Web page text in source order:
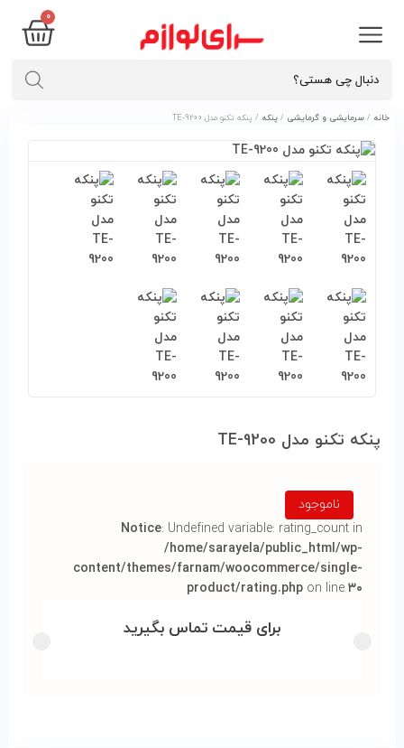
۰
خانه / سرمایشی و گرمایشی / پنکه / پنکه تکنو مدل TE-9200
پنکه تکنو مدل TE-9200
ناموجود
Notice: Undefined variable: rating_count in
/home/sarayela/public_html/wp-
content/themes/farnam/woocommerce/single-
product/rating.php on line۳۰
برای قیمت تماس بگیرید